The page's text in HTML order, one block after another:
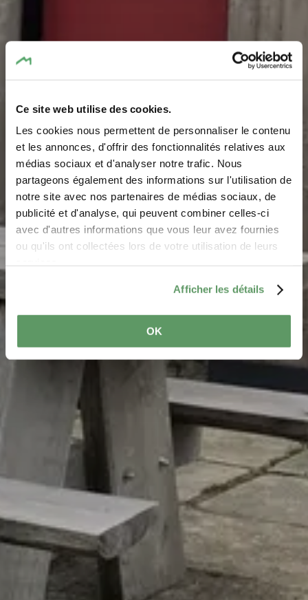
Ce site web utilise des cookies.
Les cookies nous permettent de personnaliser le contenu
et les annonces, d'offrir des fonctionnalités relatives aux
médias sociaux et d'analyser notre trafic. Nous
partageons également des informations sur l'utilisation de
notre site avec nos partenaires de médias sociaux, de
publicité et d'analyse, qui peuvent combiner celles-ci
avec d'autres informations que vous leur avez fournies
ou qu'ils ont collectées lors de votre utilisation de leurs
Afficher les détails
OK
Picnic area Steenemer
Bierg
Where? L-6580 Rosport-Mompach